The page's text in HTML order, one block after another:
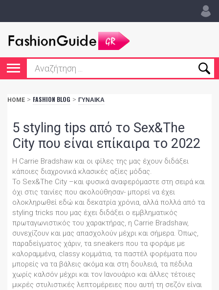
HOME > FASHION BLOG > ΓΥΝΑΙΚΑ
5 styling tips από το Sex&The
City που είναι επίκαιρα το 2022
Η Carrie Bradshaw και οι φίλες της μας έχουν διδάξει
κάποιες διαχρονικά κλασικές αξίες μόδας.
To Sex&The City –και φυσικά αναφερόμαστε στη σειρά και
όχι στις ταινίες που ακολούθησαν- μπορεί να έχει
ολοκληρωθεί εδώ και δεκατρία χρόνια, αλλά πολλά από τα
styling tricks που μας έχει διδάξει ο εμβληματικός
πρωταγωνιστικός του χαρακτήρας, η Carrie Bradshaw,
συνεχίζουν και μας απασχολούν μέχρι και σήμερα. Όπως,
παραδείγματος χάριν, τα sneakers που τα φοράμε με
καλοραμμένα, classy κομμάτια, τα παστέλ φορέματα που
μπορείς να τα βάλεις ακόμα και στη δουλειά, τα πέδιλα
χωρίς καλσόν μέχρι και τον Ιανουάριο και άλλες τέτοιες
μικρές στυλιστικές λεπτομέρειες που αυτή τη σεζόν είναι